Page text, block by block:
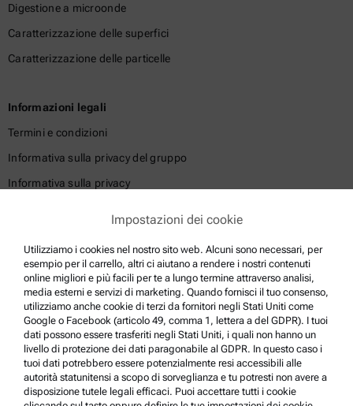
Digestione a microonde
Caratterizzazione delle superfici
Caratterizzazione delle particelle
Informazioni legali
Termini e condizioni
Informativa sulla privacy del gruppo
Informativa sulla privacy
Marchi di fabbrica
Sistema di whistleblowing
Supporto prodotto
Anton Paar Certified Service
Dichiarazione di sicurezza
Impostazioni dei cookie
Utilizziamo i cookies nel nostro sito web. Alcuni sono necessari, per
esempio per il carrello, altri ci aiutano a rendere i nostri contenuti
online migliori e più facili per te a lungo termine attraverso analisi,
media esterni e servizi di marketing. Quando fornisci il tuo consenso,
utilizziamo anche cookie di terzi da fornitori negli Stati Uniti come
Google o Facebook (articolo 49, comma 1, lettera a del GDPR). I tuoi
dati possono essere trasferiti negli Stati Uniti, i quali non hanno un
livello di protezione dei dati paragonabile al GDPR. In questo caso i
tuoi dati potrebbero essere potenzialmente resi accessibili alle
autorità statunitensi a scopo di sorveglianza e tu potresti non avere a
disposizione tutele legali efficaci. Puoi accettare tutti i cookie